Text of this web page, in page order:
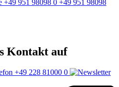
+49 951 98098 0 +49 951 98098
Kontakt auf
+49 228 81000 0